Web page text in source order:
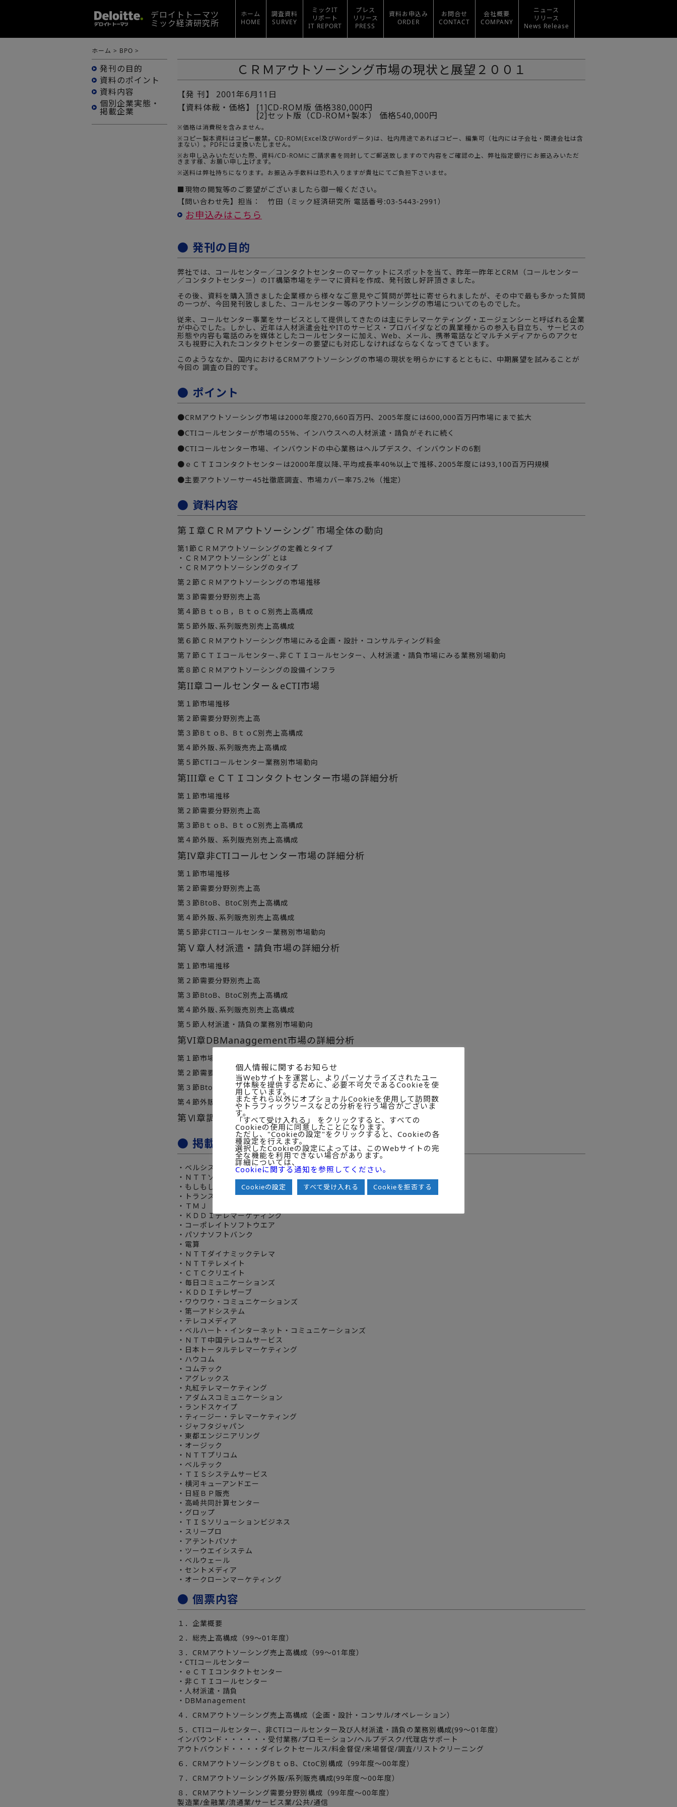
デロイトトーマツ
ミック経済研究所
ホーム
HOME
調査資料
SURVEY
ミックIT
リポート
IT REPORT
プレス
リリース
PRESS
資料お申込み
ORDER
お問合せ
CONTACT
会社概要
COMPANY
ニュース
リリース
News Release
ホーム > BPO >
発刊の目的
資料のポイント
資料内容
個別企業実態・
掲載企業
ＣＲＭアウトソーシング市場の現状と展望２００１
【発 刊】
2001年6月11日
【資料体裁・価格】
[1]CD-ROM版 価格380,000円
[2]セット版（CD-ROM+製本） 価格540,000円
※価格は消費税を含みません。
※コピー製本資料はコピー厳禁。CD-ROM(Excel及びWordデータ)は、社内用途であればコピー、編集可（社内には子会社・関連会社は含
まない）。PDFには変換いたしません。
※お申し込みいただいた際、資料/CD-ROMにご請求書を同封してご郵送致しますので内容をご確認の上、弊社指定銀行にお振込みいただ
きます様、お願い申し上げます。
※送料は弊社持ちになります。お振込み手数料は恐れ入りますが貴社にてご負担下さいませ。
■現物の閲覧等のご要望がございましたら御一報ください。
【問い合わせ先】担当： 竹田（ミック経済研究所 電話番号:03-5443-2991）
お申込みはこちら
● 発刊の目的
弊社では、コールセンター／コンタクトセンターのマーケットにスポットを当て、昨年一昨年とCRM（コールセンター
／コンタクトセンター）のIT構築市場をテーマに資料を作成、発刊致し好評頂きました。
その後、資料を購入頂きました企業様から様々なご意見やご質問が弊社に寄せられましたが、その中で最も多かった質問
の一つが、今回発刊致しました、コールセンター等のアウトソーシングの市場についてのものでした。
従来、コールセンター事業をサービスとして提供してきたのは主にテレマーケティング・エージェンシーと呼ばれる企業
が中心でした。しかし、近年は人材派遣会社やITのサービス・プロバイダなどの異業種からの参入も目立ち、サービスの
形態や内容も電話のみを媒体としたコールセンターに加え、Web、メール、携帯電話などマルチメディアからのアクセ
スも視野に入れたコンタクトセンターの要望にも対応しなければならなくなってきています。
このようななか、国内におけるCRMアウトソーシングの市場の現状を明らかにするとともに、中期展望を試みることが
今回の 調査の目的です。
● ポイント
●CRMアウトソーシング市場は2000年度270,660百万円、2005年度には600,000百万円市場にまで拡大
●CTIコールセンターが市場の55%、インハウスへの人材派遣・請負がそれに続く
●CTIコールセンター市場、インバウンドの中心業務はヘルプデスク、インバウンドの6割
●ｅＣＴＩコンタクトセンターは2000年度以降､平均成長率40%以上で推移､2005年度には93,100百万円規模
●主要アウトソーサー45社徹底調査、市場カバー率75.2%（推定）
● 資料内容
第Ｉ章ＣＲＭアウトソーシングﾞ市場全体の動向
第1節ＣＲＭアウトソーシングの定義とタイプ
・ＣＲＭアウトソーシングﾞとは
・ＣＲＭアウトソーシングのタイプ
第２節ＣＲＭアウトソーシングの市場推移
第３節需要分野別売上高
第４節ＢｔｏＢ，ＢｔｏＣ別売上高構成
第５節外販､系列販売別売上高構成
第６節ＣＲＭアウトソーシング市場にみる企画・設計・コンサルティング料金
第７節ＣＴＩコールセンター､非ＣＴＩコールセンター、人材派遣・請負市場にみる業務別場動向
第８節ＣＲＭアウトソーシングの設備インフラ
第II章コールセンター＆eCTI市場
第１節市場推移
第２節需要分野別売上高
第３節BｔｏB、BｔｏC別売上高構成
第４節外販､系列販売売上高構成
第５節CTIコールセンター業務別市場動向
第III章ｅＣＴＩコンタクトセンター市場の詳細分析
第１節市場推移
第２節需要分野別売上高
第３節BｔｏB、BｔｏC別売上高構成
第４節外販、系列販売別売上高構成
第IV章非CTIコールセンター市場の詳細分析
第１節市場推移
第２節需要分野別売上高
第３節BtoB、BtoC別売上高構成
第４節外販､系列販売別売上高構成
第５節非CTIコールセンター業務別市場動向
第Ｖ章人材派遣・請負市場の詳細分析
第１節市場推移
第２節需要分野別売上高
第３節BtoB、BtoC別売上高構成
第４節外販､系列販売別売上高構成
第５節人材派遣・請負の業務別市場動向
第VI章DBManaggement市場の詳細分析
第１節市場推移
第２節需要分野別売上高
第３節BtoB、BtoC別売上高構成
第４節外販､系列販売別売上高構成
第Ⅵ章調査企業の個別企業実態
● 掲載病院一覧
・ベルシステム２４
・ＮＴＴソルコ
・もしもしホットライン
・トランス・コスモス
・ＴＭＪ
・ＫＤＤＩテレマーケティング
・コーポレイトソフトウエア
・パソナソフトバンク
・電算
・ＮＴＴダイナミックテレマ
・ＮＴＴテレメイト
・ＣＴＣクリエイト
・毎日コミュニケーションズ
・ＫＤＤＩテレザーブ
・ワウワウ・コミュニケーションズ
・第一アドシステム
・テレコメディア
・ベルハート・インターネット・コミュニケーションズ
・ＮＴＴ中国テレコムサービス
・日本トータルテレマーケティング
・ハウコム
・コムテック
・アグレックス
・丸紅テレマーケティング
・アダムスコミュニケーション
・ランドスケイプ
・ティージー・テレマーケティング
・ジャフタジャパン
・東都エンジニアリング
・オージック
・ＮＴＴプリコム
・ベルテック
・ＴＩＳシステムサービス
・横河キューアンドエー
・日経ＢＰ販売
・高崎共同計算センター
・グロップ
・ＴＩＳソリューションビジネス
・スリープロ
・アテントパソナ
・ツーウエイシステム
・ベルウェール
・セントメディア
・オークローンマーケティング
● 個票内容
１．企業概要
２．総売上高構成（99～01年度）
３．CRMアウトソーシング売上高構成（99～01年度）
・CTIコールセンター
・ｅＣＴＩコンタクトセンター
・非ＣＴＩコールセンター
・人材派遣・請負
・DBManagement
４．CRMアウトソーシング売上高構成（企画・設計・コンサル/オペレーション）
５．CTIコールセンター、非CTIコールセンター及び人材派遣・請負の業務別構成(99～01年度）
インバウンド・・・・・・受付業務/プロモーション/ヘルプデスク/代理店サポート
アウトバウンド・・・・ダイレクトセールス/料金督促/来場督促/調査/リストクリーニング
６．CRMアウトソーシングBｔｏB、CtoC別構成（99年度～00年度）
７．CRMアウトソーシング外販/系列販売構成(99年度～00年度）
８．CRMアウトソーシング需要分野別構成（99年度～00年度）
製造業/金融業/流通業/サービス業/公共/通信
個人情報に関するお知らせ
当Webサイトを運営し、よりパーソナライズされたユー
ザ体験を提供するために、必要不可欠であるCookieを使
用しています。
またそれら以外にオプショナルCookieを使用して訪問数
やトラフィックソースなどの分析を行う場合がございま
す。
「すべて受け入れる」 をクリックすると、すべての
Cookieの使用に同意したことになります。
ただし、"Cookieの設定"をクリックすると、Cookieの各
種設定を行えます。
選択したCookieの設定によっては、このWebサイトの完
全な機能を利用できない場合があります。
詳細については、
Cookieに関する通知を参照してください。
Cookieの設定 すべて受け入れる Cookieを拒否する